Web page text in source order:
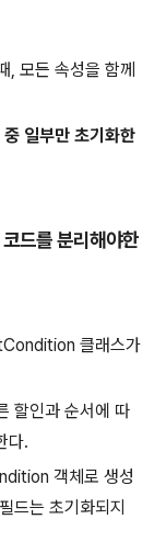
, 모든 속성을 함께
일부만 초기화한
드를 분리해야한
클래스가
할인과 순서에 따
다.
객체로 생성
는 초기화되지